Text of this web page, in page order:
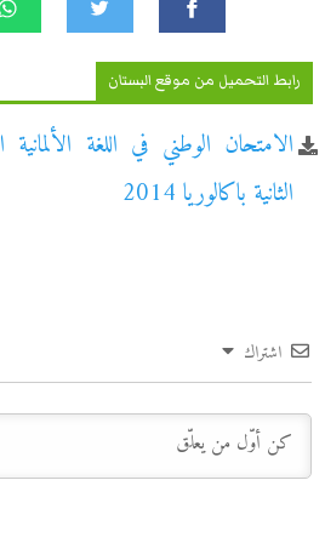
رابط التحميل من موقع البستان
الامتحان الوطني في اللغة
الثانية باكالوريا 2014
اشتراك